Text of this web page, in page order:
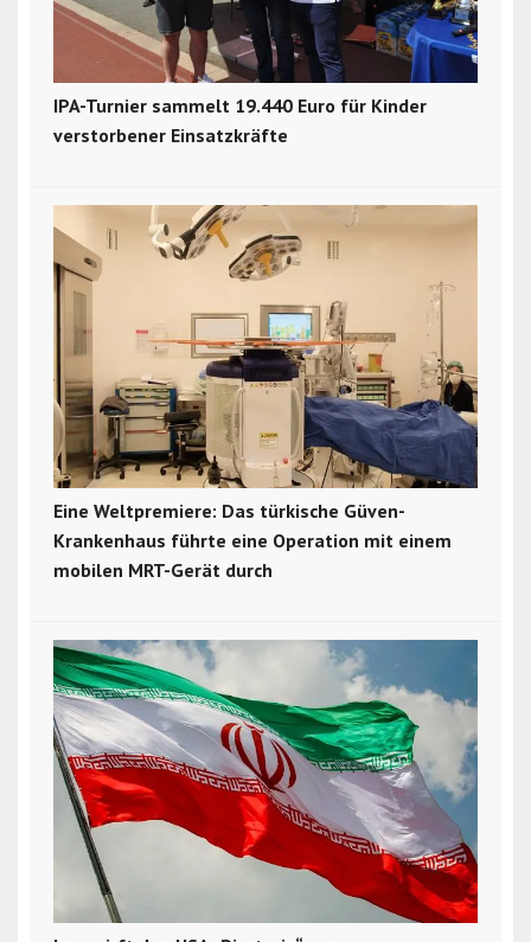
IPA-Turnier sammelt 19.440 Euro für Kinder
verstorbener Einsatzkräfte
Eine Weltpremiere: Das türkische Güven-
Krankenhaus führte eine Operation mit einem
mobilen MRT-Gerät durch